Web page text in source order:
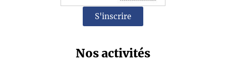
S'inscrire
Nos activités